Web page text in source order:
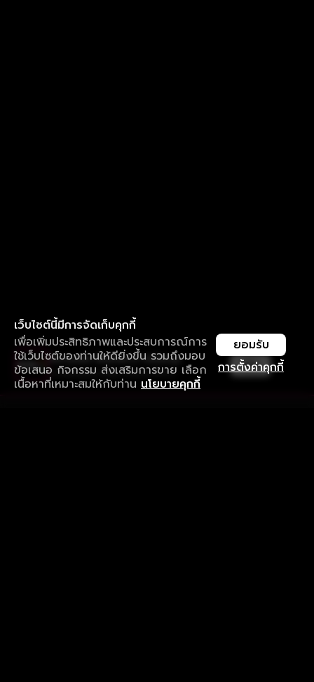
เว็บไซต์นี้มีการจัดเก็บคุกกี้
เพื่อเพิ่มประสิทธิภาพและประสบการณ์การ
ใช้เว็บไซต์ของท่านให้ดียิ่งขึ้น รวมถึงมอบ
ข้อเสนอ กิจกรรม ส่งเสริมการขาย เลือก
เนื้อหาที่เหมาะสมให้กับท่าน นโยบายคุกกี้
การตั้งค่าคุกกี้
ยอมรับ
ใช้งานแอป ลื่นไหลกว่า ไม่มีสะดุด
ดาวน์โหลดแอปเพื่อการรับชมที่ดีกว่า เปิด